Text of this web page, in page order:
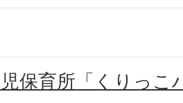
保育所「くりっこ